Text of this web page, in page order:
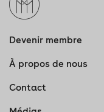
Devenir membre
À propos de nous
Contact